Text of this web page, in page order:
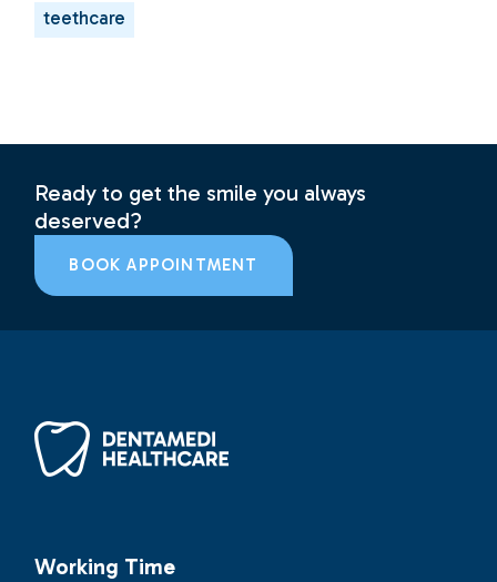
teethcare
Ready to get the smile you always
deserved?
BOOK APPOINTMENT
Working Time